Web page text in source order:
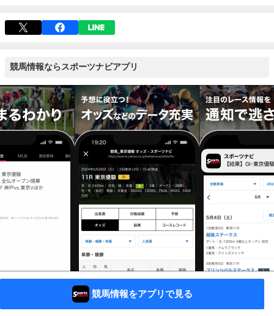
競馬情報ならスポーツナビアプリ
競馬情報をアプリで見る